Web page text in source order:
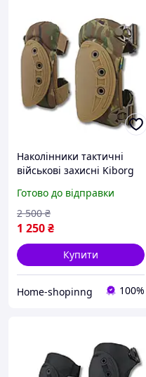
Наколінники тактичні
військові захисні Kiborg
Швидкознімні штурмові
армійські для ЗСУ
Готово до відправки
1 250₴
2 500 ₴
Купити
Home-shopinng 100%